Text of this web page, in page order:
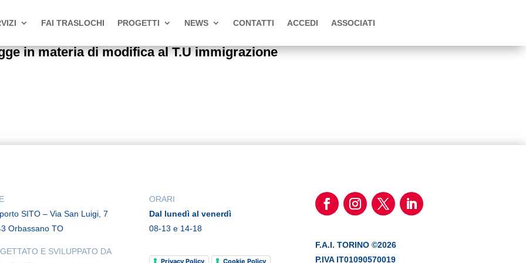
FAI TRASLOCHI PROGETTI NEWS CONTATTI ACCEDI ASSOCIATI
in materia di modifica al T.U immigrazione
SITO – Via San Luigi, 7
Orbassano TO
E SVILUPPATO DA
ORARI
Dal lunedì al venerdì
08-13 e 14-18
Privacy Policy Cookie Policy
F.A.I. TORINO ©2026
P.IVA IT01090570019